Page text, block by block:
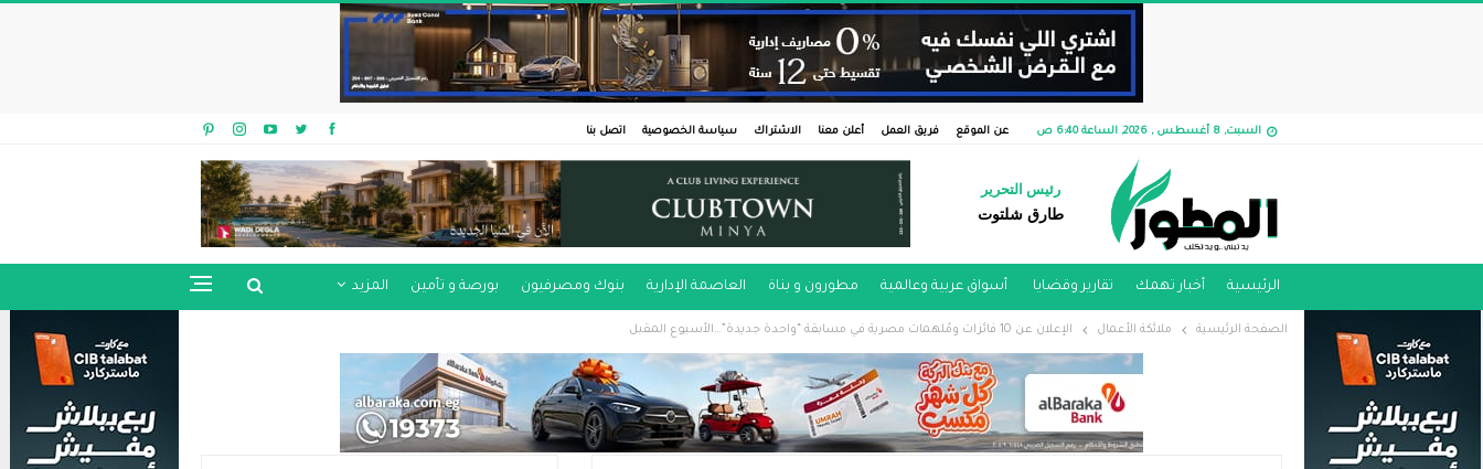
السبت, 8 أغسطس , 2026, الساعة 6:40 ص عن الموقع فريق العمل أعلن معنا الاشتراك سياسة الخصوصية اتصل بنا
رئيس التحرير
طارق شلتوت
الرئيسية أخبار تهمك تقارير وقضايا ​ أسواق عربية وعالمية مطورون و بناة العاصمة الإدارية بنوك ومصرفيون بورصة و تأمين المزيد
الصفحة الرئيسية ملائكة الأعمال الإعلان عن 10 فائزات ومُلهمات مصرية في مسابقة “واحدة جديدة”…الأسبوع المقبل